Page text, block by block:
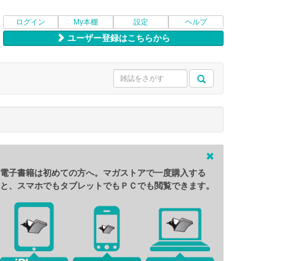
ログイン My本棚 設定 ヘルプ
ユーザー登録はこちらから
電子書籍は初めての方へ。マガストアで一度購入する
と、スマホでもタブレットでもＰＣでも閲覧できます。